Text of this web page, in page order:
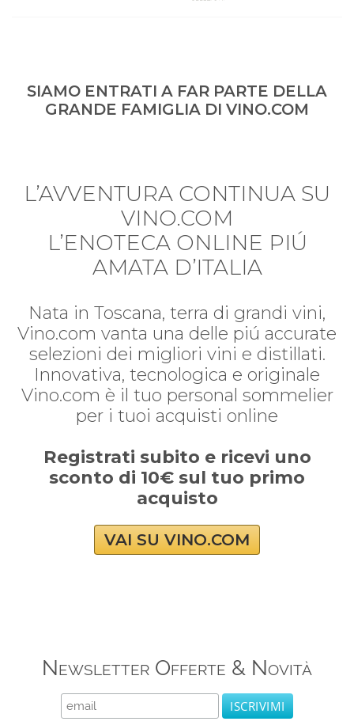
SIAMO ENTRATI A FAR PARTE DELLA
GRANDE FAMIGLIA DI VINO.COM
L’AVVENTURA CONTINUA SU
VINO.COM
L’ENOTECA ONLINE PIÚ
AMATA D’ITALIA
Nata in Toscana, terra di grandi vini,
Vino.com vanta una delle piú accurate
selezioni dei migliori vini e distillati.
Innovativa, tecnologica e originale
Vino.com è il tuo personal sommelier
per i tuoi acquisti online
Registrati subito e ricevi uno
sconto di 10€ sul tuo primo
acquisto
VAI SU VINO.COM
Newsletter Offerte & Novità